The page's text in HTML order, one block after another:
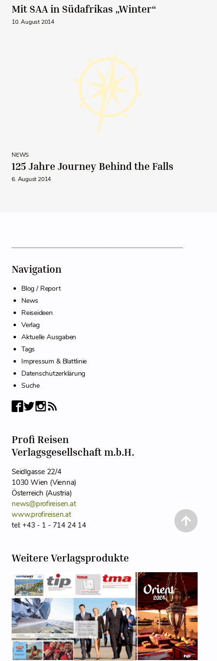
Mit SAA in Südafrikas „Winter“
10. August 2014
NEWS
125 Jahre Journey Behind the Falls
6. August 2014
Navigation
Blog / Report
News
Reiseideen
Verlag
Aktuelle Ausgaben
Tags
Impressum & Blattlinie
Datenschutzerklärung
Suche
Profi Reisen
Verlagsgesellschaft m.b.H.
Seidlgasse 22/4
1030 Wien (Vienna)
Österreich (Austria)
news@profireisen.at
www.profireisen.at
tel: +43 - 1 - 714 24 14
Weitere Verlagsprodukte